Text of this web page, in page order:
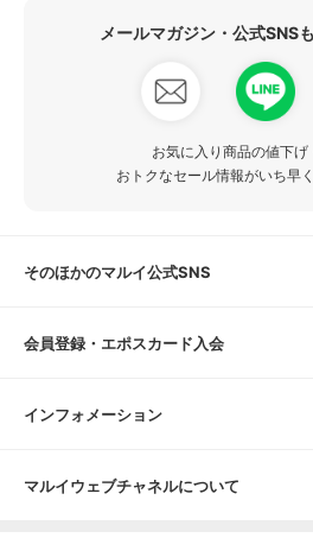
メールマガジン・公式SNS
お気に入り商品の値下げ
おトクなセール情報がいち早
そのほかのマルイ公式SNS
会員登録・エポスカード入会
インフォメーション
マルイウェブチャネルについて